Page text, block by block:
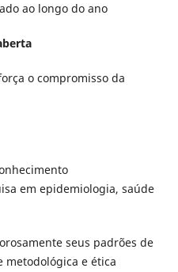
ao longo do ano
o compromisso da
em epidemiologia, saúde
seus padrões de
metodológica e ética